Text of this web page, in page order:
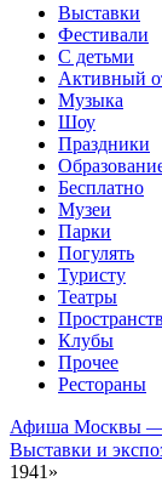
Выставки
Фестивали
С детьми
Активный
Музыка
Шоу
Праздники
Бесплатно
Музеи
Парки
Погулять
Туристу
Театры
Клубы
Прочее
Рестораны
Афиша Москвы —
Выставки и
1941»